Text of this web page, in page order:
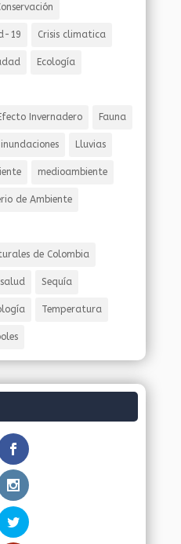
19 Crisis climatica
Ecología
Invernadero Fauna
inundaciones Lluvias
medioambiente
de Ambiente
de Colombia
salud Sequía
Temperatura